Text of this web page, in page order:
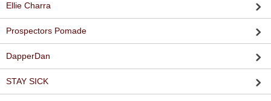
Ellie Charra
Prospectors Pomade
DapperDan
STAY SICK